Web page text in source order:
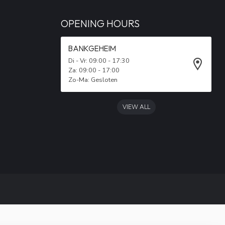
OPENING HOURS
BANKGEHEIM
Di - Vr: 09:00 - 17:30
Za: 09:00 - 17:00
Zo-Ma: Gesloten
VIEW ALL